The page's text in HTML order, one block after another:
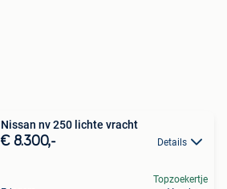
Nissan nv 250 lichte vracht
€ 8.300,- Details
Topzoekertje